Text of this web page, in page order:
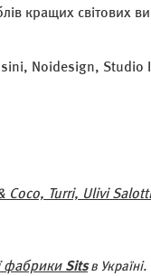
кращих світових
Noidesign,
Coco, Turri, Ulivi
фабрики Sitsв Україні.